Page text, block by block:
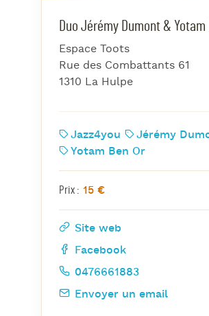
Jazz Nights
Les Midis-Jazz
Jazz au Pavillon
Jazz & Jam at CBG
Duo Jérémy Dumont & Yotam
Espace Toots
Rue des Combattants 61
1310 La Hulpe
Jazz4you
Jérémy
Yotam Ben Or
Prix : 15 €
Site web
Facebook
0476661883
Envoyer un email